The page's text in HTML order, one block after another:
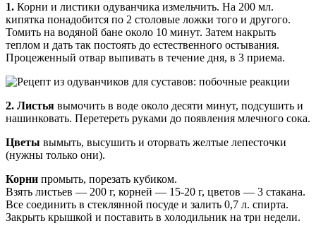
1. Корни и листики одуванчика измельчить. На 200 мл.
кипятка понадобится по 2 столовые ложки того и другого.
Томить на водяной бане около 10 минут. Затем накрыть
теплом и дать так постоять до естественного остывания.
Процеженный отвар выпивать в течение дня, в 3 приема.
2. Листья вымочить в воде около десяти минут, подсушить и
нашинковать. Перетереть руками до появления млечного сока.
Цветы вымыть, высушить и оторвать желтые лепесточки
(нужны только они).
Корни промыть, порезать кубиком.
Взять листьев — 200 г, корней — 15-20 г, цветов — 3 стакана.
Все соединить в стеклянной посуде и залить 0,7 л. спирта.
Закрыть крышкой и поставить в холодильник на три недели.